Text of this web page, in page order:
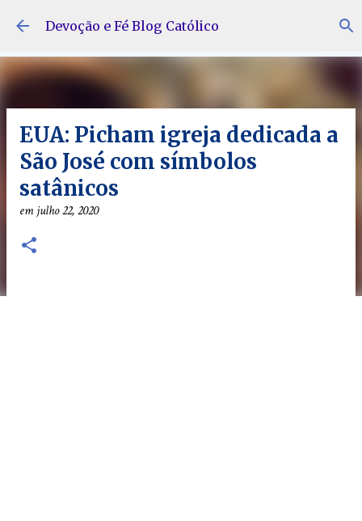
Pular para o conteúdo principal
Devoção e Fé Blog Católico
EUA: Picham igreja dedicada a
São José com símbolos
satânicos
emjulho 22, 2020